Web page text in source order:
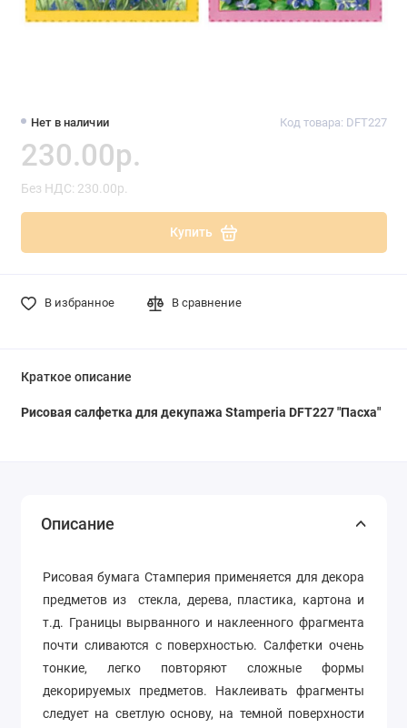
Нет в наличии Код товара: DFT227
230.00р.
Без НДС: 230.00р.
Купить
В избранное В сравнение
Краткое описание
Рисовая салфетка для декупажа Stamperia DFT227 "Пасха"
Описание
Рисовая бумага Стамперия применяется для декора
предметов из стекла, дерева, пластика, картона и
т.д. Границы вырванного и наклеенного фрагмента
почти сливаются с поверхностью. Салфетки очень
тонкие, легко повторяют сложные формы
декорируемых предметов. Наклеивать фрагменты
следует на светлую основу, на темной поверхности